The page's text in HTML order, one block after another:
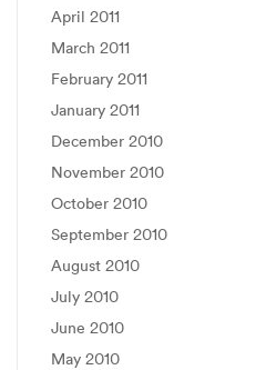
April 2011
March 2011
February 2011
January 2011
December 2010
November 2010
October 2010
September 2010
August 2010
July 2010
June 2010
May 2010